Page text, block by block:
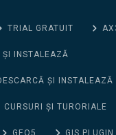
TRIAL GRATUIT
ȘI INSTALEAZĂ
ȘI INSTALEAZĂ
CURSURI ȘI TURORIALE
GEO5 GIS PLUGIN